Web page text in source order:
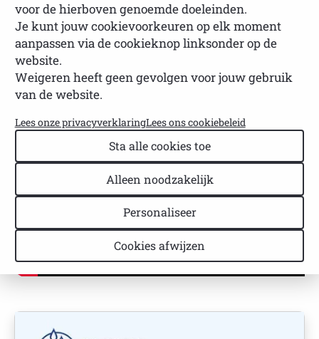
Wereld Sjögrendag 2020
NVSP Leestijd: 1 minuut
voor de hierboven genoemde doeleinden.
Je kunt jouw cookievoorkeuren op elk moment
aanpassen via de cookieknop linksonder op de
website.
Weigeren heeft geen gevolgen voor jouw gebruik
van de website.
Lees onze privacyverklaringLees ons cookiebeleid
Sta alle cookies toe
Alleen noodzakelijk
Personaliseer
Cookies afwijzen